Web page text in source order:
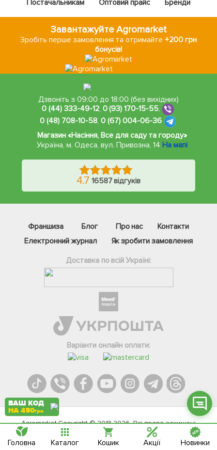
Постачальникам
Оптовий прайс Бренди
Завантажуйте Agromarket
Зробіть перше замовлення та отримайте+200 грн
бонусів!
Дзвоніть з 09:00 до 18:00 (без вихідних)
0 (44) 333-49-12, 0 (93) 170-15-55,
0 (48) 708-10-58, 0 (67) 004-06-36
Магазин «Насіння, Все для саду та городу»
Україна, м. Одеса,вул. Привозна, 14 На мапі
4.7 16587 відгуків
Франшиза Блог Про нас
Контакти
Електронний журнал
Як зробити замовлення
Доставка по всій Україні:
Варіанти онлайн оплати:
Agromarket.Copyright © 2013-2026. Всі права захищені
Фейсбук
Вайбер
Інстаграм
ВАШ КОД
НА 450грн
Головна Каталог Кошик Акції Новинки